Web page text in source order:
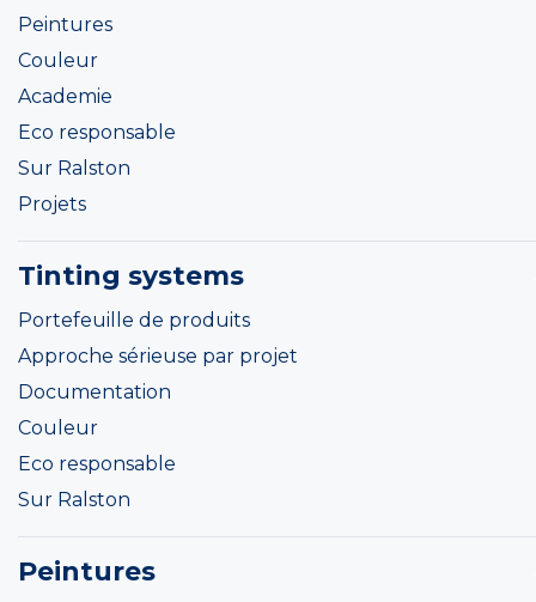
Peintures
Couleur
Academie
Eco responsable
Sur Ralston
Projets
Tinting systems
Portefeuille de produits
Approche sérieuse par projet
Documentation
Couleur
Eco responsable
Sur Ralston
Peintures